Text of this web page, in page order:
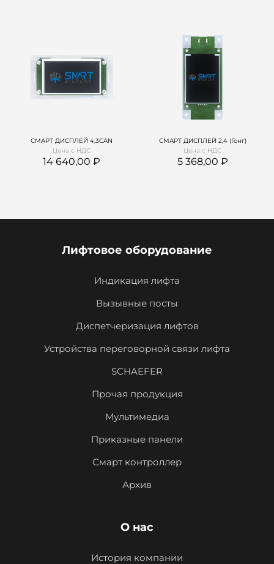
СМАРТ ДИСПЛЕЙ 4,3CAN
Цена с НДС
14 640,00
СМАРТ ДИСПЛЕЙ 2,4 (Гонг)
Цена с НДС
5 368,00
Лифтовое оборудование
Индикация лифта
Вызывные посты
Диспетчеризация лифтов
Устройства переговорной связи лифта
SCHAEFER
Прочая продукция
Мультимедиа
Приказные панели
Смарт контроллер
Архив
О нас
История компании